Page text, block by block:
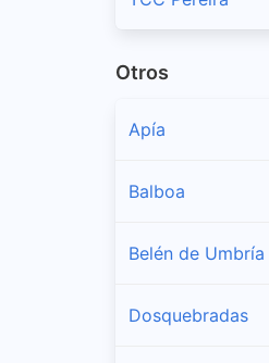
Otros
Apía
Balboa
Belén de Umbría
Dosquebradas